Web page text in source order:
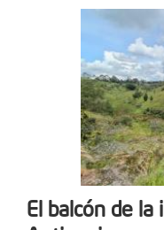
El balcón de la